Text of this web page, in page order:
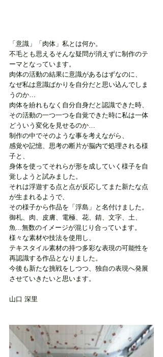
「意識」「肉体」私とは何か。
不毛とも思えるそんな疑問が消えずに制作のテ
ーマとなっています。
肉体の活動の結果に意識があるはずなのに、
なぜ私は意識ばかりを自分だと思い込んでしま
うのか…
肉体を紛れもなく自分自身だと認識できた時、
その活動の一つ一つを自覚できた時に私は一体
どういう変化を見せるのか…
制作の中でそのような事を考えながら、
感覚や記憶、思考の断片が脳内で処理される様
子と、
身体を使ってそれらが形を成していく様子を自
覚しようと試みました。
それは浮遊する点と点が反応してまた新たな点
が生まれるようで、
その様子から作品を「浮島」と名付けました。
御札、肉、皮膚、電極、花、錆、文字、土、
魚...無数のイメージが混じり合っています。
様々な素材や技法を使用し、
テキスタイル素材の持つ多彩な表現の可能性を
再認識する作品となりました。
今後も新たな挑戦をしつつ、独自の表現へ発展
させていきたいと思います。
山口 深里